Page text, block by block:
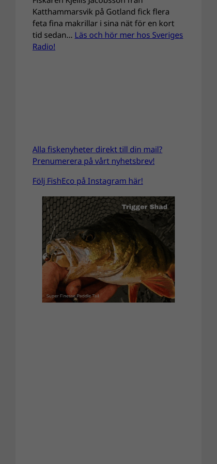
Katthammarsvik på Gotland fick flera
feta fina makrillar i sina nät för en kort
tid sedan… Läs och hör mer hos Sveriges
Radio!
Alla fiskenyheter direkt till din mail?
Prenumerera på vårt nyhetsbrev!
Följ FishEco på Instagram här!